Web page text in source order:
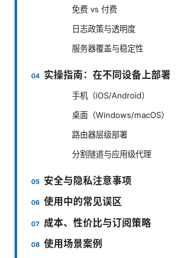
免费 vs 付费
日志政策与透明度
服务器覆盖与稳定性
实操指南：在不同设备上部署
手机（iOS/Android）
桌面（Windows/macOS）
路由器层级部署
分割隧道与应用级代理
安全与隐私注意事项
使用中的常见误区
成本、性价比与订阅策略
使用场景案例